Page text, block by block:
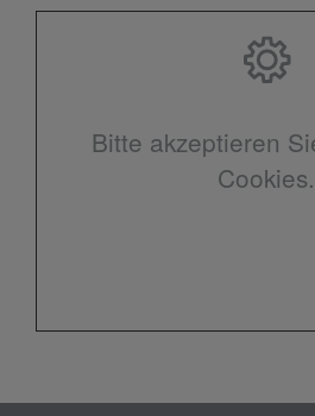
Bitte akzeptieren
Cookies.